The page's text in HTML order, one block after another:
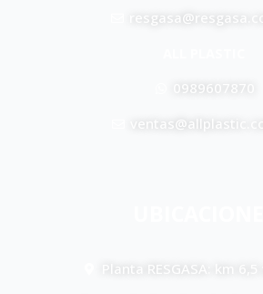
0989607870
Planta RESGASA: km 6,5